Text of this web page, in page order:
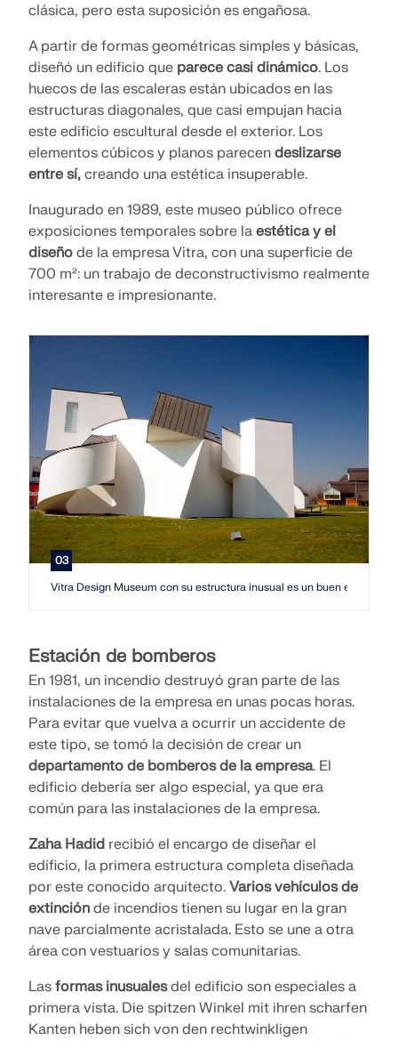
clásica, pero esta suposición es engañosa.
A partir de formas geométricas simples y básicas,
diseñó un edificio que parece casi dinámico. Los
huecos de las escaleras están ubicados en las
estructuras diagonales, que casi empujan hacia
este edificio escultural desde el exterior. Los
elementos cúbicos y planos parecen deslizarse
entre sí, creando una estética insuperable.
Inaugurado en 1989, este museo público ofrece
exposiciones temporales sobre la estética y el
diseño de la empresa Vitra, con una superficie de
700 m²: un trabajo de deconstructivismo realmente
interesante e impresionante.
03
Vitra Design Museum con su estructura inusual es un buen ejemplo
Estación de bomberos
En 1981, un incendio destruyó gran parte de las
instalaciones de la empresa en unas pocas horas.
Para evitar que vuelva a ocurrir un accidente de
este tipo, se tomó la decisión de crear un
departamento de bomberos de la empresa. El
edificio debería ser algo especial, ya que era
común para las instalaciones de la empresa.
Zaha Hadid recibió el encargo de diseñar el
edificio, la primera estructura completa diseñada
por este conocido arquitecto. Varios vehículos de
extinción de incendios tienen su lugar en la gran
nave parcialmente acristalada. Esto se une a otra
área con vestuarios y salas comunitarias.
Las formas inusualesdel edificio son especiales a
primera vista. Die spitzen Winkel mit ihren scharfen
Kanten heben sich von den rechtwinkligen